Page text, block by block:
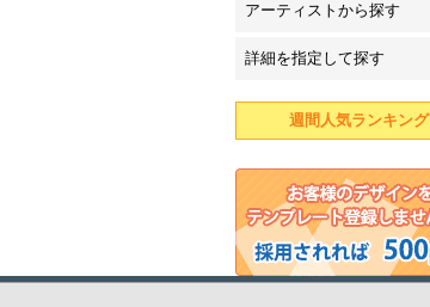
アーティストから探す
詳細を指定して探す
週間人気ランキング